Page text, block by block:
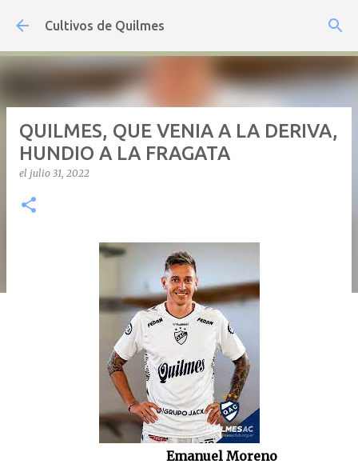
Ir al contenido principal
Cultivos de Quilmes
QUILMES, QUE VENIA A LA DERIVA,
HUNDIO A LA FRAGATA
el julio 31, 2022
Emanuel Moreno